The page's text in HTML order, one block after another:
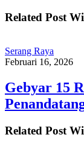
Related Post
Serang Raya
Februari 16, 2026
‎Gebyar 15
Related Post